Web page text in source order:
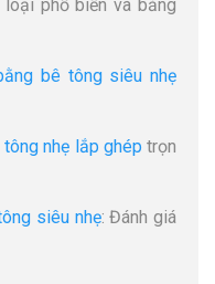
phổ biến và bảng
bê tông siêu nhẹ
nhẹ lắp ghép trọn
siêu nhẹ: Đánh giá